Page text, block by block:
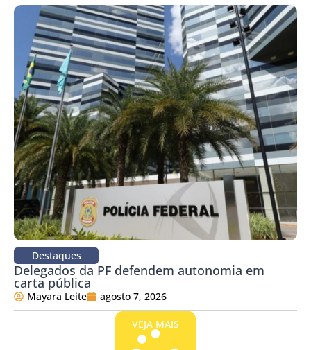
Destaques
Delegados da PF defendem autonomia em
carta pública
Mayara Leite agosto 7, 2026
VEJA MAIS